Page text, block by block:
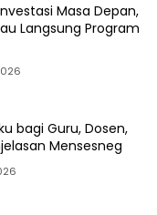
Masa Depan,
Langsung Program
bagi Guru, Dosen,
Mensesneg